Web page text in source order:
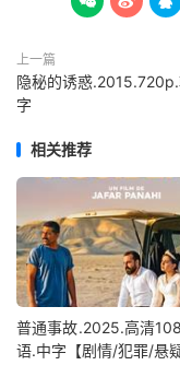
上一篇
隐秘的诱惑
字
相关推荐
普通事故.2025.高清
语.中字【剧情/犯罪/悬